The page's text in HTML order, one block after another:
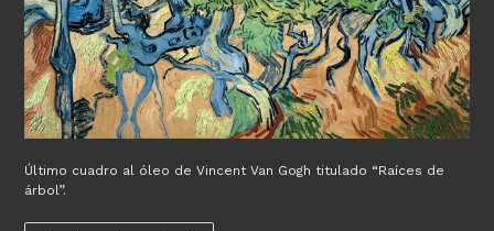
Último cuadro al óleo de Vincent Van Gogh titulado “Raíces de
árbol”.